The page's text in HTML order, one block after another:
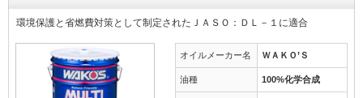
環境保護と省燃費対策として制定されたＪＡＳＯ：ＤＬ－１に適合
オイルメーカー名 ＷＡＫＯ’Ｓ
油種 100%化学合成